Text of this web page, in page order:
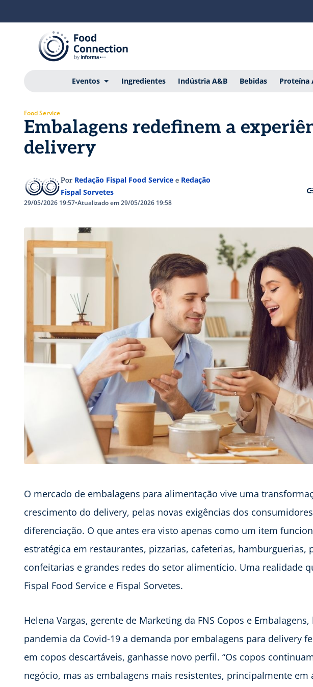
Eventos Ingredientes Indústria A&B Bebidas Proteína
Food Service
Embalagens redefinem a
delivery
Por Redação Fispal Food Service e Redação
Fispal Sorvetes
29/05/2026 19:57•Atualizado em 29/05/2026 19:58
O mercado de embalagens para alimentação vive uma
crescimento do delivery, pelas novas exigências dos
diferenciação. O que antes era visto apenas como um item
estratégica em restaurantes, pizzarias, cafeterias, hamburguerias,
confeitarias e grandes redes do setor alimentício. Uma realidade
Fispal Food Service e Fispal Sorvetes.
Helena Vargas, gerente de Marketing da FNS Copos e
pandemia da Covid-19 a demanda por embalagens para delivery
em copos descartáveis, ganhasse novo perfil. “Os copos
negócio, mas as embalagens mais resistentes, principalmente